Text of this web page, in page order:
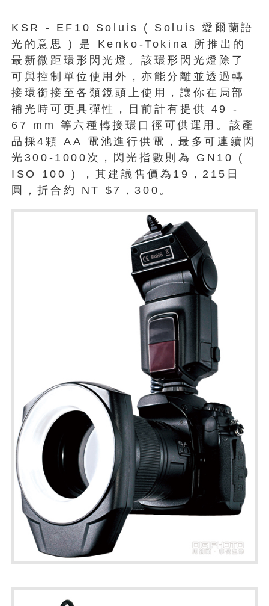
KSR - EF10 Soluis ( Soluis 愛爾蘭語
光的意思 ) 是 Kenko-Tokina 所推出的
最新微距環形閃光燈。該環形閃光燈除了
可與控制單位使用外，亦能分離並透過轉
接環銜接至各類鏡頭上使用，讓你在局部
補光時可更具彈性，目前計有提供 49 -
67 mm 等六種轉接環口徑可供運用。該產
品採4顆 AA 電池進行供電，最多可連續閃
光300-1000次，閃光指數則為 GN10 (
ISO 100 ) ，其建議售價為19，215日
圓，折合約 NT $7，300。